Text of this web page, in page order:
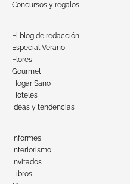
Concursos y regalos
El blog de redacción
Especial Verano
Flores
Gourmet
Hogar Sano
Hoteles
Ideas y tendencias
Informes
Interiorismo
Invitados
Libros